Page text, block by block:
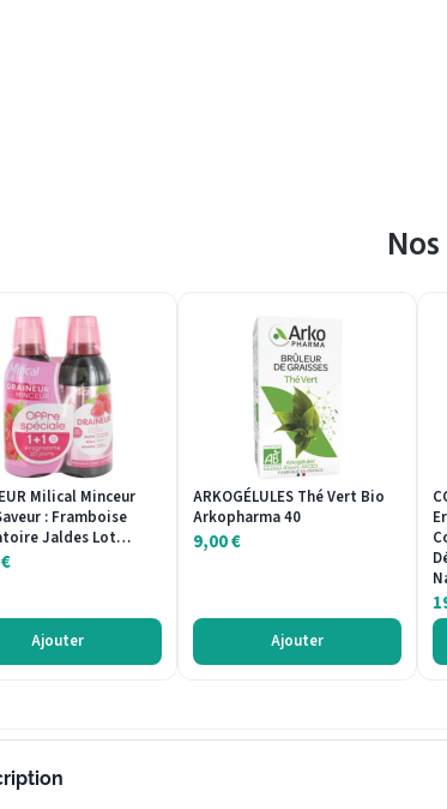
Milical Minceur
: Framboise
Jaldes Lot…
€
Ajouter
ARKOGÉLULES Thé Vert Bio
Arkopharma 40
9,00€
Ajouter